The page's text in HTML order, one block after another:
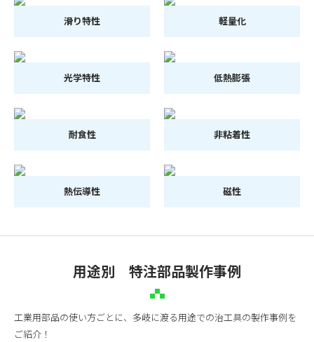
滑り特性 軽量化
光学特性 低熱膨張
耐食性 非粘着性
熱伝導性 磁性
用途別 特注部品製作事例
工業用部品の使い方ごとに、多岐に渡る用途での治工具の製作事例を
ご紹介！